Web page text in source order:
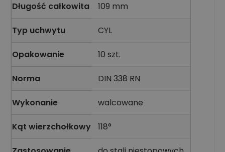
Długość całkowita 109 mm
Typ uchwytu CYL
Opakowanie 10 szt.
Norma DIN 338 RN
Wykonanie walcowane
Kąt wierzchołkowy 118°